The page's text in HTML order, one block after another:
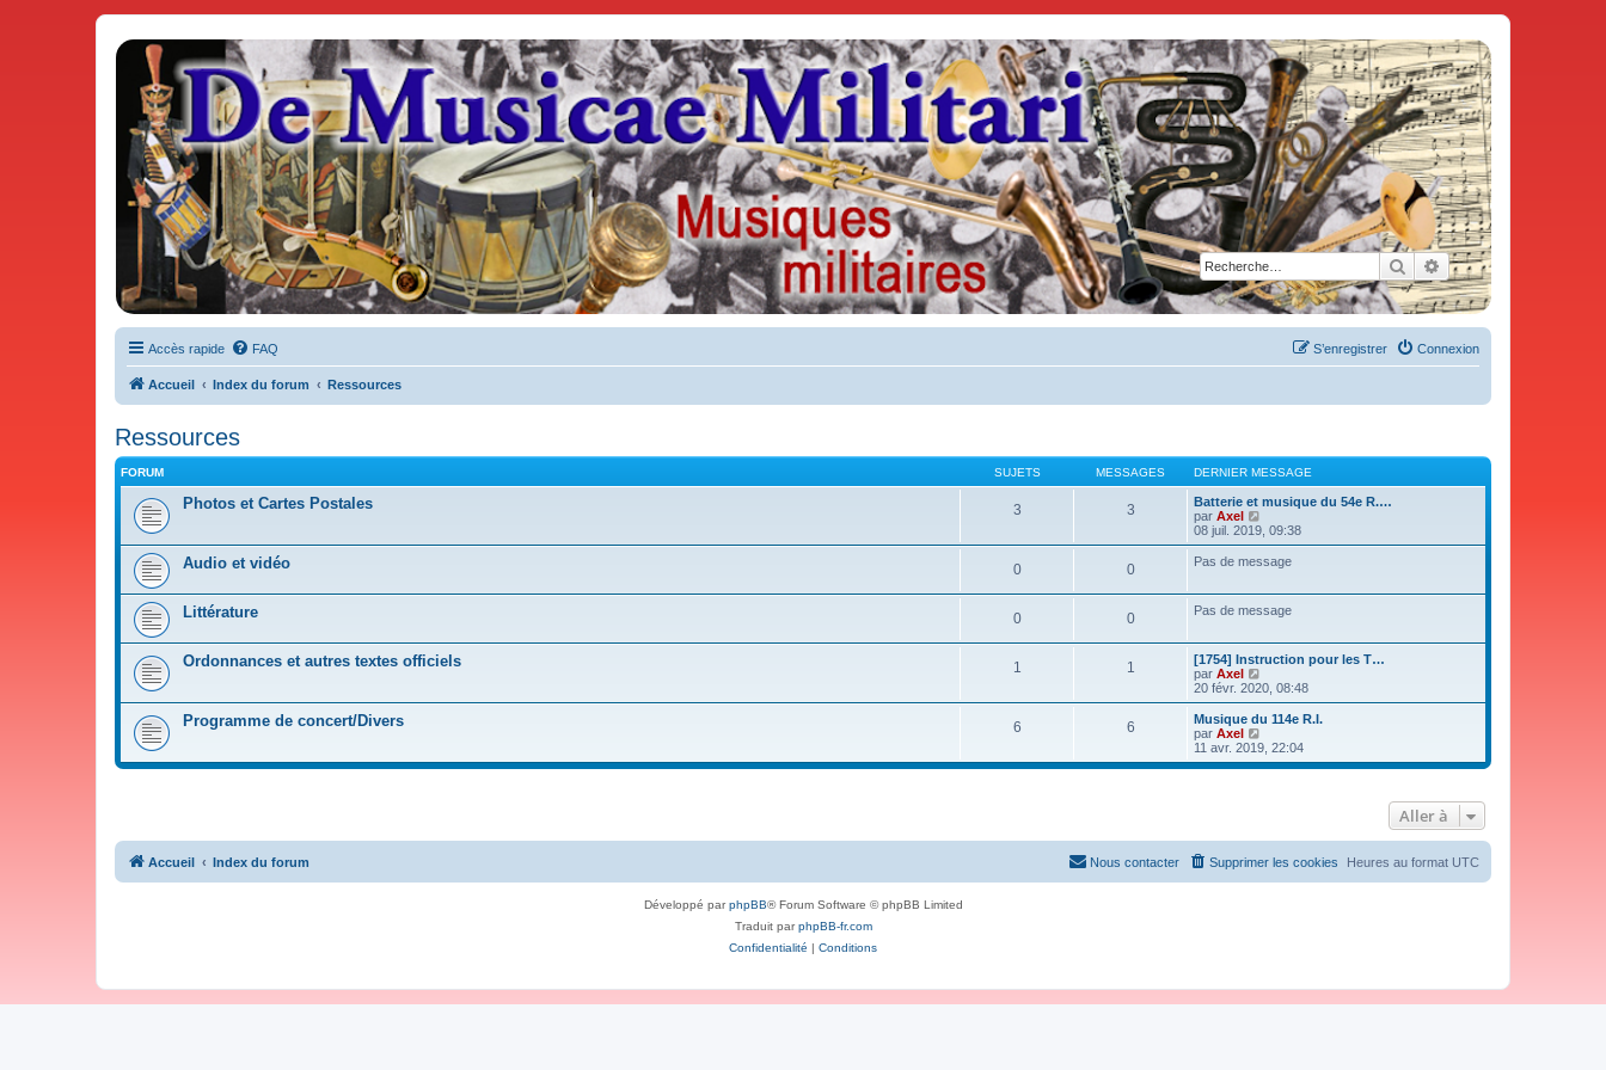
Rechercher
Recherche avancée
De Musicae Militari - Forums
Forums de discussions
Accès rapide FAQ Connexion
S’enregistrer
Accueil Index du forum Ressources
Ressources
FORUM SUJETS MESSAGES DERNIER MESSAGE
Photos et Cartes Postales 3 3
Batterie et musique du 54e R.…
par Axel
o
i
r
d
e
n
i
r
m
e
s
a
g
08 juil. 2019, 09:38
Audio et vidéo 0 0 Pas de message
Littérature 0 0 Pas de message
Ordonnances et autres textes officiels 1 1
[1754] Instruction pour les T…
par Axel
o
i
r
e
d
e
r
m
s
20 févr. 2020, 08:48
Programme de concert/Divers 6 6
Musique du 114e R.I.
par Axel
o
i
n
g
e
11 avr. 2019, 22:04
Aller à
Accueil Index du forum Heures au format UTC
Supprimer les cookies
Nous contacter
Développé parphpBB® Forum Software © phpBB Limited
Traduit parphpBB-fr.com
Confidentialité | Conditions